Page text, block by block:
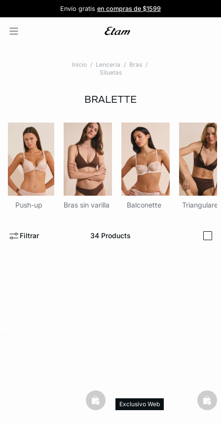
-20% en tu primera ordenal iniciar sesión
Beneficio exclusivo para clientes nuevosÚnete a ETAM
Forma parte de la familia ETAMy recibe -20% en tu primer pedido
Envío gratis en compras de $1599
Inicio Lenceria
Bras
Siluetas
BRALETTE
Push-up Bras sin varilla Balconette Triangulares
Filtrar 34 Products
basketfullExclusivo Web